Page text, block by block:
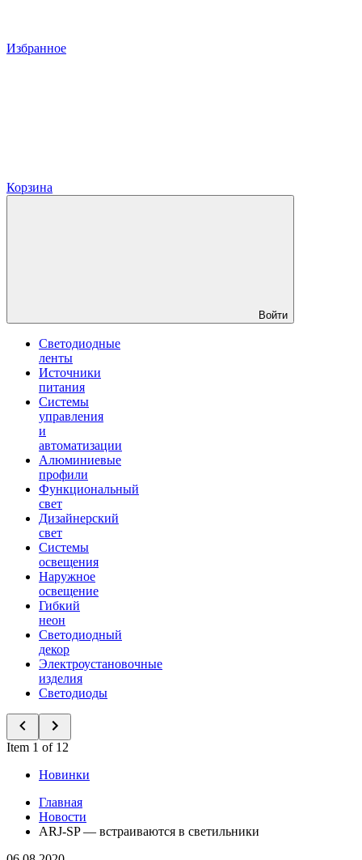
Избранное
Корзина
Войти
Светодиодные
ленты
Источники
питания
Системы
управления
и
автоматизации
Алюминиевые
профили
Функциональный
свет
Дизайнерский
свет
Системы
освещения
Наружное
освещение
Гибкий
неон
Светодиодный
декор
Электроустановочные
изделия
Светодиоды
Item 1 of 12
Новинки
Главная
Новости
ARJ-SP — встраиваются в светильники